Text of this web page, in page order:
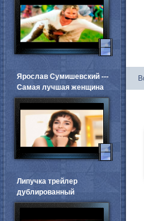
Ярослав Сумишевский ---
Самая лучшая женщина
Липучка трейлер
дублированный